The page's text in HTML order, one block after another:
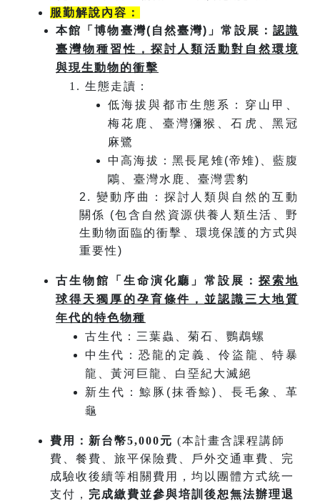
服勤解說內容：
本館「博物臺灣(自然臺灣)」常設展： 認識
臺灣物種習性，探討人類活動對自然環境
與現生動物的衝擊
生態走讀：
低海拔與都市生態系：穿山甲、
梅花鹿、臺灣獼猴、石虎、黑冠
麻鷺
中高海拔：黑長尾雉(帝雉)、藍腹
鷴、臺灣水鹿、臺灣雲豹
2. 變動序曲：探討人類與自然的互動
關係 (包含自然資源供養人類生活、野
生動物面臨的衝擊、環境保護的方式與
重要性)
古生物館「生命演化廳」常設展：探索地
球得天獨厚的孕育條件，並認識三大地質
年代的特色物種
古生代：三葉蟲、菊石、鸚鵡螺
中生代：恐龍的定義、伶盜龍、特暴
龍、黃河巨龍、白堊紀大滅絕
新生代：鯨豚(抹香鯨)、長毛象、革
龜
費用：新台幣5,000元 (本計畫含課程講師
費、餐費、旅平保險費、戶外交通車費、完
成驗收後續等相關費用，均以團體方式統一
支付， 完成繳費並參與培訓後恕無法辦理退